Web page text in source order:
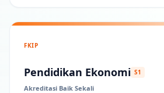
FKIP
Pendidikan Ekonomi S1
Akreditasi Baik Sekali